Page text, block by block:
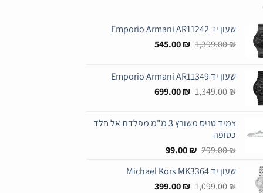
שעון יד Emporio Armani AR11242
1,399.00₪
המחיר
1,399.00 ₪.
545.00₪
המחיר
545.00 ₪.
שעון יד Emporio Armani AR11349
1,349.00₪
המחיר
1,349.00 ₪.
699.00₪
המחיר
699.00 ₪.
צמיד טניס משובץ 3 מ"מ מפלדת אל חלד
כסופה
299.00₪
המחיר
היה:
299.00 ₪.
99.00₪
המחיר
הוא:
99.00 ₪.
שעון יד Michael Kors MK3364
1,099.00₪
המחיר
399.00₪
המחיר